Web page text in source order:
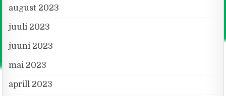
august 2023
juuli 2023
juuni 2023
mai 2023
aprill 2023